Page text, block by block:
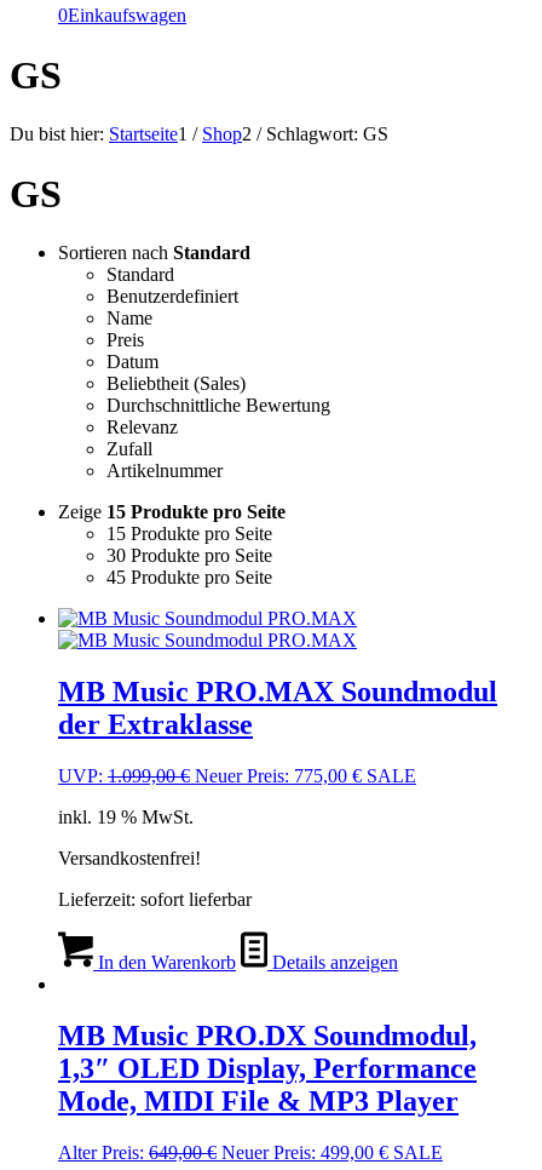
0Einkaufswagen
GS
Du bist hier: Startseite1 / Shop2 / Schlagwort: GS
GS
Sortieren nach Standard
Standard
Benutzerdefiniert
Name
Preis
Datum
Beliebtheit (Sales)
Durchschnittliche Bewertung
Relevanz
Zufall
Artikelnummer
Zeige 15 Produkte pro Seite
15 Produkte pro Seite
30 Produkte pro Seite
45 Produkte pro Seite
MB Music PRO.MAX Soundmodul
der Extraklasse
UVP: 1.099,00€ Ursprünglicher
Neuer Preis: 775,00 €Aktueller
SALE
inkl. 19 % MwSt.
Versandkostenfrei!
Lieferzeit: sofort lieferbar
In den Warenkorb Details anzeigen
MB Music PRO.DX Soundmodul,
1,3″ OLED Display, Performance
Mode, MIDI File & MP3 Player
Alter Preis: 649,00€ Ursprünglicher
Neuer Preis: 499,00 €Aktueller
SALE